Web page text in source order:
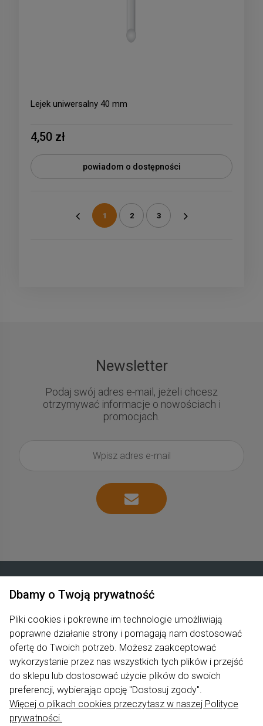
Lejek uniwersalny 40 mm
4,50 zł
powiadom o dostępności
1 2 3
Newsletter
Podaj swój adres e-mail, jeżeli chcesz
otrzymywać informacje o nowościach i
promocjach.
Produkty
Pomoc
Moje konto
Informacje
Dbamy o Twoją prywatność
Pliki cookies i pokrewne im technologie umożliwiają
poprawne działanie strony i pomagają nam dostosować
ofertę do Twoich potrzeb. Możesz zaakceptować
wykorzystanie przez nas wszystkich tych plików i przejść
do sklepu lub dostosować użycie plików do swoich
preferencji, wybierając opcję "Dostosuj zgody".
Więcej o plikach cookies przeczytasz w naszej Polityce
prywatności.